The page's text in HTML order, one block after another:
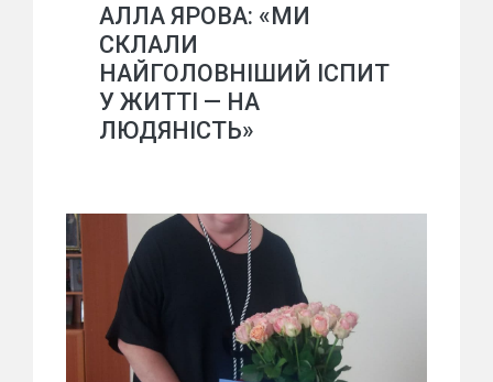
АЛЛА ЯРОВА: «МИ
СКЛАЛИ
НАЙГОЛОВНІШИЙ ІСПИТ
У ЖИТТІ — НА
ЛЮДЯНІСТЬ»